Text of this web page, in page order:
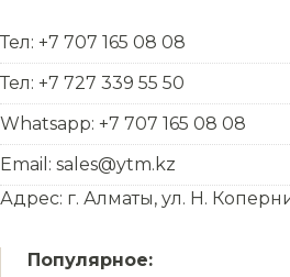
Тел: +7 707 165 08 08
Тел: +7 727 339 55 50
Whatsapp: +7 707 165 08 08
Email: sales@ytm.kz
Адрес: г. Алматы, ул. Н.
Популярное: